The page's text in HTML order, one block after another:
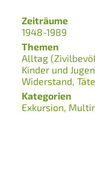
Zeiträume
1948-1989
Themen
Alltag
Kinder und
Widerstand
Kategorien
Exkursion